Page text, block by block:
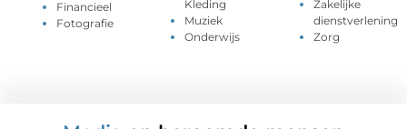
Financieel
Fotografie
Kleding
Muziek
Onderwijs
Zakelijke
dienstverlening
Zorg